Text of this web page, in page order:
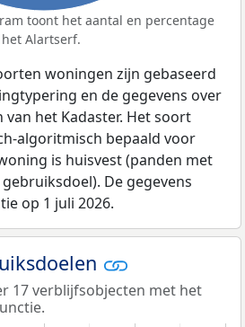
toont het aantal en percentage
Alartserf.
woningen zijn gebaseerd
en de gegevens over
het Kadaster. Het soort
algoritmisch bepaald voor
is huisvest (panden met
De gegevens
op 1 juli 2026.
17 verblijfsobjecten met het